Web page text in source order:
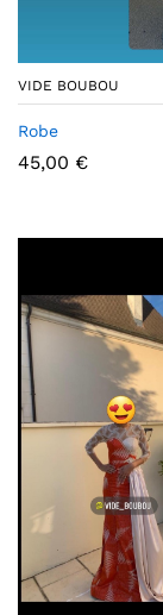
VIDE BOUBOU
Robe
45,00 €